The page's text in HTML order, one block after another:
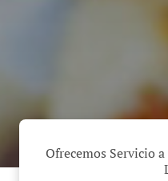
Ofrecemos Servicio